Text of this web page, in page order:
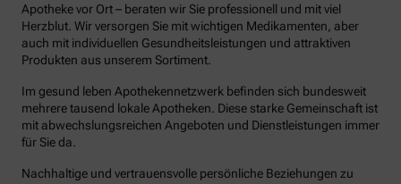
Apotheke vor Ort – beraten wir Sie professionell und mit viel
Herzblut. Wir versorgen Sie mit wichtigen Medikamenten, aber
auch mit individuellen Gesundheitsleistungen und attraktiven
Produkten aus unserem Sortiment.
Im gesund leben Apothekennetzwerk befinden sich bundesweit
mehrere tausend lokale Apotheken. Diese starke Gemeinschaft ist
mit abwechslungsreichen Angeboten und Dienstleistungen immer
für Sie da.
Nachhaltige und vertrauensvolle persönliche Beziehungen zu